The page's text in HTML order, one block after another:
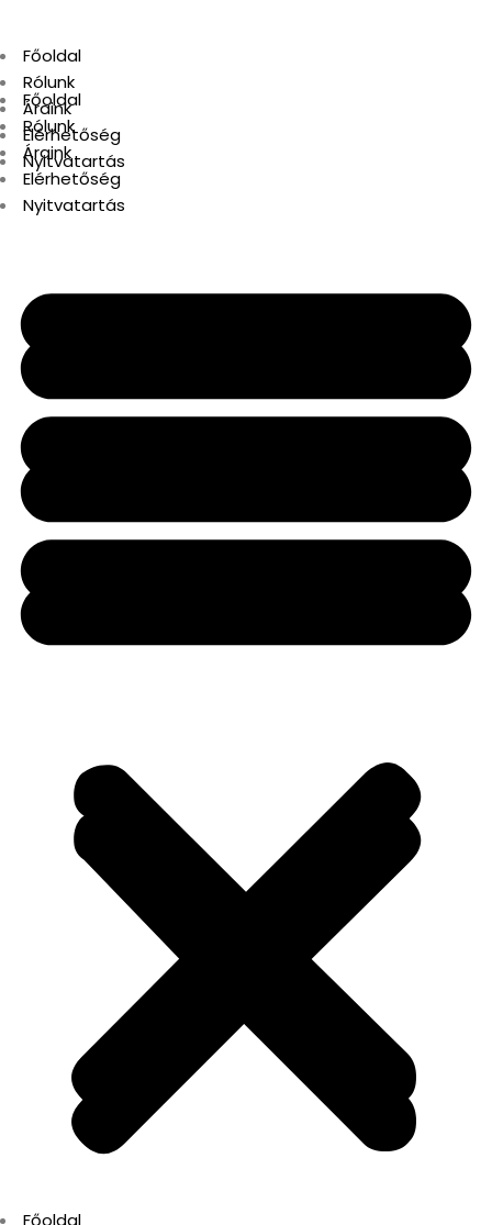
Főoldal
Rólunk
Áraink
Elérhetőség
Nyitvatartás
Főoldal
Rólunk
Áraink
Elérhetőség
Nyitvatartás
Főoldal